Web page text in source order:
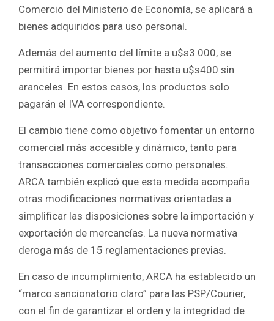
Comercio del Ministerio de Economía, se aplicará a
bienes adquiridos para uso personal.
Además del aumento del límite a u$s3.000, se
permitirá importar bienes por hasta u$s400 sin
aranceles. En estos casos, los productos solo
pagarán el IVA correspondiente.
El cambio tiene como objetivo fomentar un entorno
comercial más accesible y dinámico, tanto para
transacciones comerciales como personales.
ARCA también explicó que esta medida acompaña
otras modificaciones normativas orientadas a
simplificar las disposiciones sobre la importación y
exportación de mercancías. La nueva normativa
deroga más de 15 reglamentaciones previas.
En caso de incumplimiento, ARCA ha establecido un
“marco sancionatorio claro” para las PSP/Courier,
con el fin de garantizar el orden y la integridad de